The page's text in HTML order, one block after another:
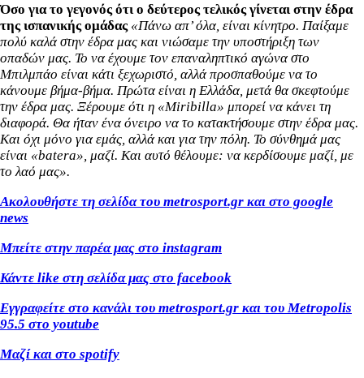
Όσο για το γεγονός ότι ο δεύτερος τελικός γίνεται στην έδρα
της ισπανικής ομάδας «Πάνω απ’ όλα, είναι κίνητρο. Παίξαμε
πολύ καλά στην έδρα μας και νιώσαμε την υποστήριξη των
οπαδών μας. Το να έχουμε τον επαναληπτικό αγώνα στο
Μπιλμπάο είναι κάτι ξεχωριστό, αλλά προσπαθούμε να το
κάνουμε βήμα-βήμα. Πρώτα είναι η Ελλάδα, μετά θα σκεφτούμε
την έδρα μας. Ξέρουμε ότι η «Miribilla» μπορεί να κάνει τη
διαφορά. Θα ήταν ένα όνειρο να το κατακτήσουμε στην έδρα μας.
Και όχι μόνο για εμάς, αλλά και για την πόλη. Το σύνθημά μας
είναι «batera», μαζί. Και αυτό θέλουμε: να κερδίσουμε μαζί, με
το λαό μας».
Ακολουθήστε τη σελίδα του metrosport.gr και στο google
news
Μπείτε στην παρέα μας στο instagram
Κάντε like στη σελίδα μας στο facebook
Εγγραφείτε στο κανάλι του metrosport.gr και του Metropolis
95.5 στο youtube
Μαζί και στο spotify